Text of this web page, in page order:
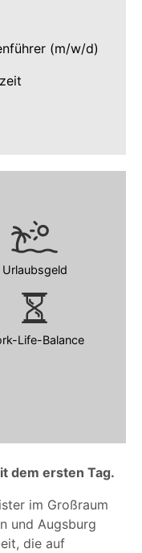
dem ersten Tag.
im Großraum
und Augsburg
die auf
(m/w/d)
Urlaubsgeld
Life-Balance